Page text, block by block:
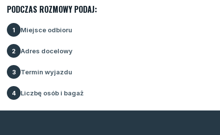
PODCZAS ROZMOWY PODAJ:
1 Miejsce odbioru
2 Adres docelowy
3 Termin wyjazdu
4 Liczbę osób i bagaż